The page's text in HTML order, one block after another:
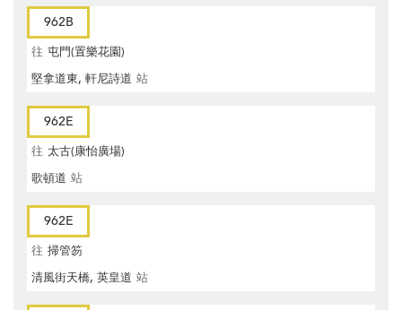
962B
往 屯門(置樂花園)
堅拿道東, 軒尼詩道 站
962E
往 太古(康怡廣場)
歌頓道 站
962E
往 掃管笏
清風街天橋, 英皇道 站